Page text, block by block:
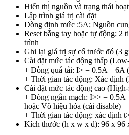
Hiển thị nguồn và trạng thái
Lập trình giá trị cài đặt
Dòng định mức :5A; Nguồn
Reset bằng tay hoặc tự động; 2
trình
Ghi lại giá trị sự cố trước đó (3
Cài đặt mức tác động thấp
+ Dòng quá tải: I> = 0.5A – 6A
+ Thời gian tác động: Xác định
Cài đặt mức tác động cao (High-
+ Dòng ngắn mạch: I>> = 0.5A
hoặc Vô hiệu hóa (cài disable)
+ Thời gian tác động: xác định
Kích thước (h x w x d): 96 x 96